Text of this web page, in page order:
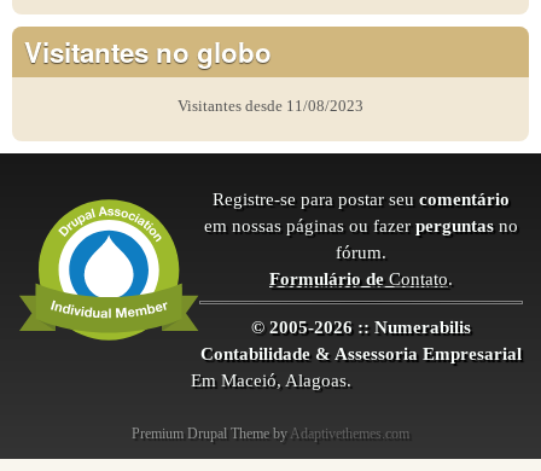
Visitantes no globo
Visitantes desde 11/08/2023
Registre-se para postar seu comentário
em nossas páginas ou fazer perguntas no
fórum.
Formulário deContato.
© 2005-2026 :: Numerabilis
Contabilidade & Assessoria Empresarial
Em Maceió, Alagoas.
Premium Drupal Theme by Adaptivethemes.com